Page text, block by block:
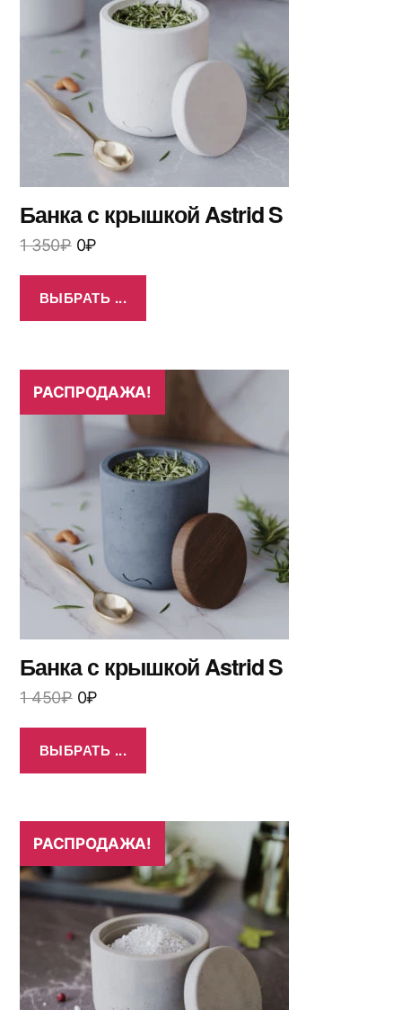
Банка с крышкой Astrid S
1 350₽ 0₽
ВЫБРАТЬ ...
РАСПРОДАЖА!
Банка с крышкой Astrid S
1 450₽ 0₽
ВЫБРАТЬ ...
РАСПРОДАЖА!